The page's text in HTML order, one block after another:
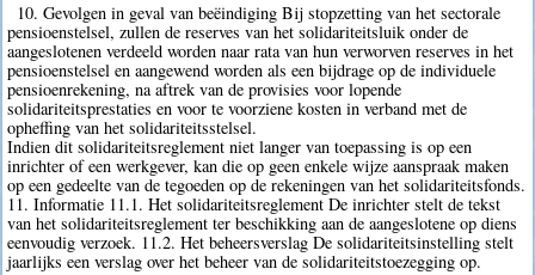
10. Gevolgen in geval van beëindiging Bij stopzetting van het sectorale
pensioenstelsel, zullen de reserves van het solidariteitsluik onder de
aangeslotenen verdeeld worden naar rata van hun verworven reserves in het
pensioenstelsel en aangewend worden als een bijdrage op de individuele
pensioenrekening, na aftrek van de provisies voor lopende
solidariteitsprestaties en voor te voorziene kosten in verband met de
opheffing van het solidariteitsstelsel.
Indien dit solidariteitsreglement niet langer van toepassing is op een
inrichter of een werkgever, kan die op geen enkele wijze aanspraak maken
op een gedeelte van de tegoeden op de rekeningen van het solidariteitsfonds.
11. Informatie 11.1. Het solidariteitsreglement De inrichter stelt de tekst
van het solidariteitsreglement ter beschikking aan de aangeslotene op diens
eenvoudig verzoek. 11.2. Het beheersverslag De solidariteitsinstelling stelt
jaarlijks een verslag over het beheer van de solidariteitstoezegging op.